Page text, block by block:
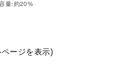
量:約20%
ージを表示)